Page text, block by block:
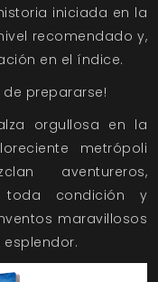
iniciada en la
recomendado y,
en el índice.
de prepararse!
orgullosa en la
metrópoli
aventureros,
toda condición y
maravillosos